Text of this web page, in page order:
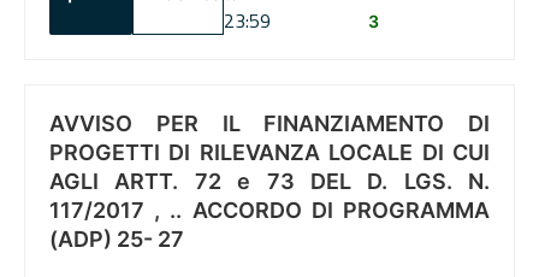
23:59
3
AVVISO PER IL FINANZIAMENTO DI
PROGETTI DI RILEVANZA LOCALE DI CUI
AGLI ARTT. 72 e 73 DEL D. LGS. N.
117/2017 , .. ACCORDO DI PROGRAMMA
(ADP) 25- 27